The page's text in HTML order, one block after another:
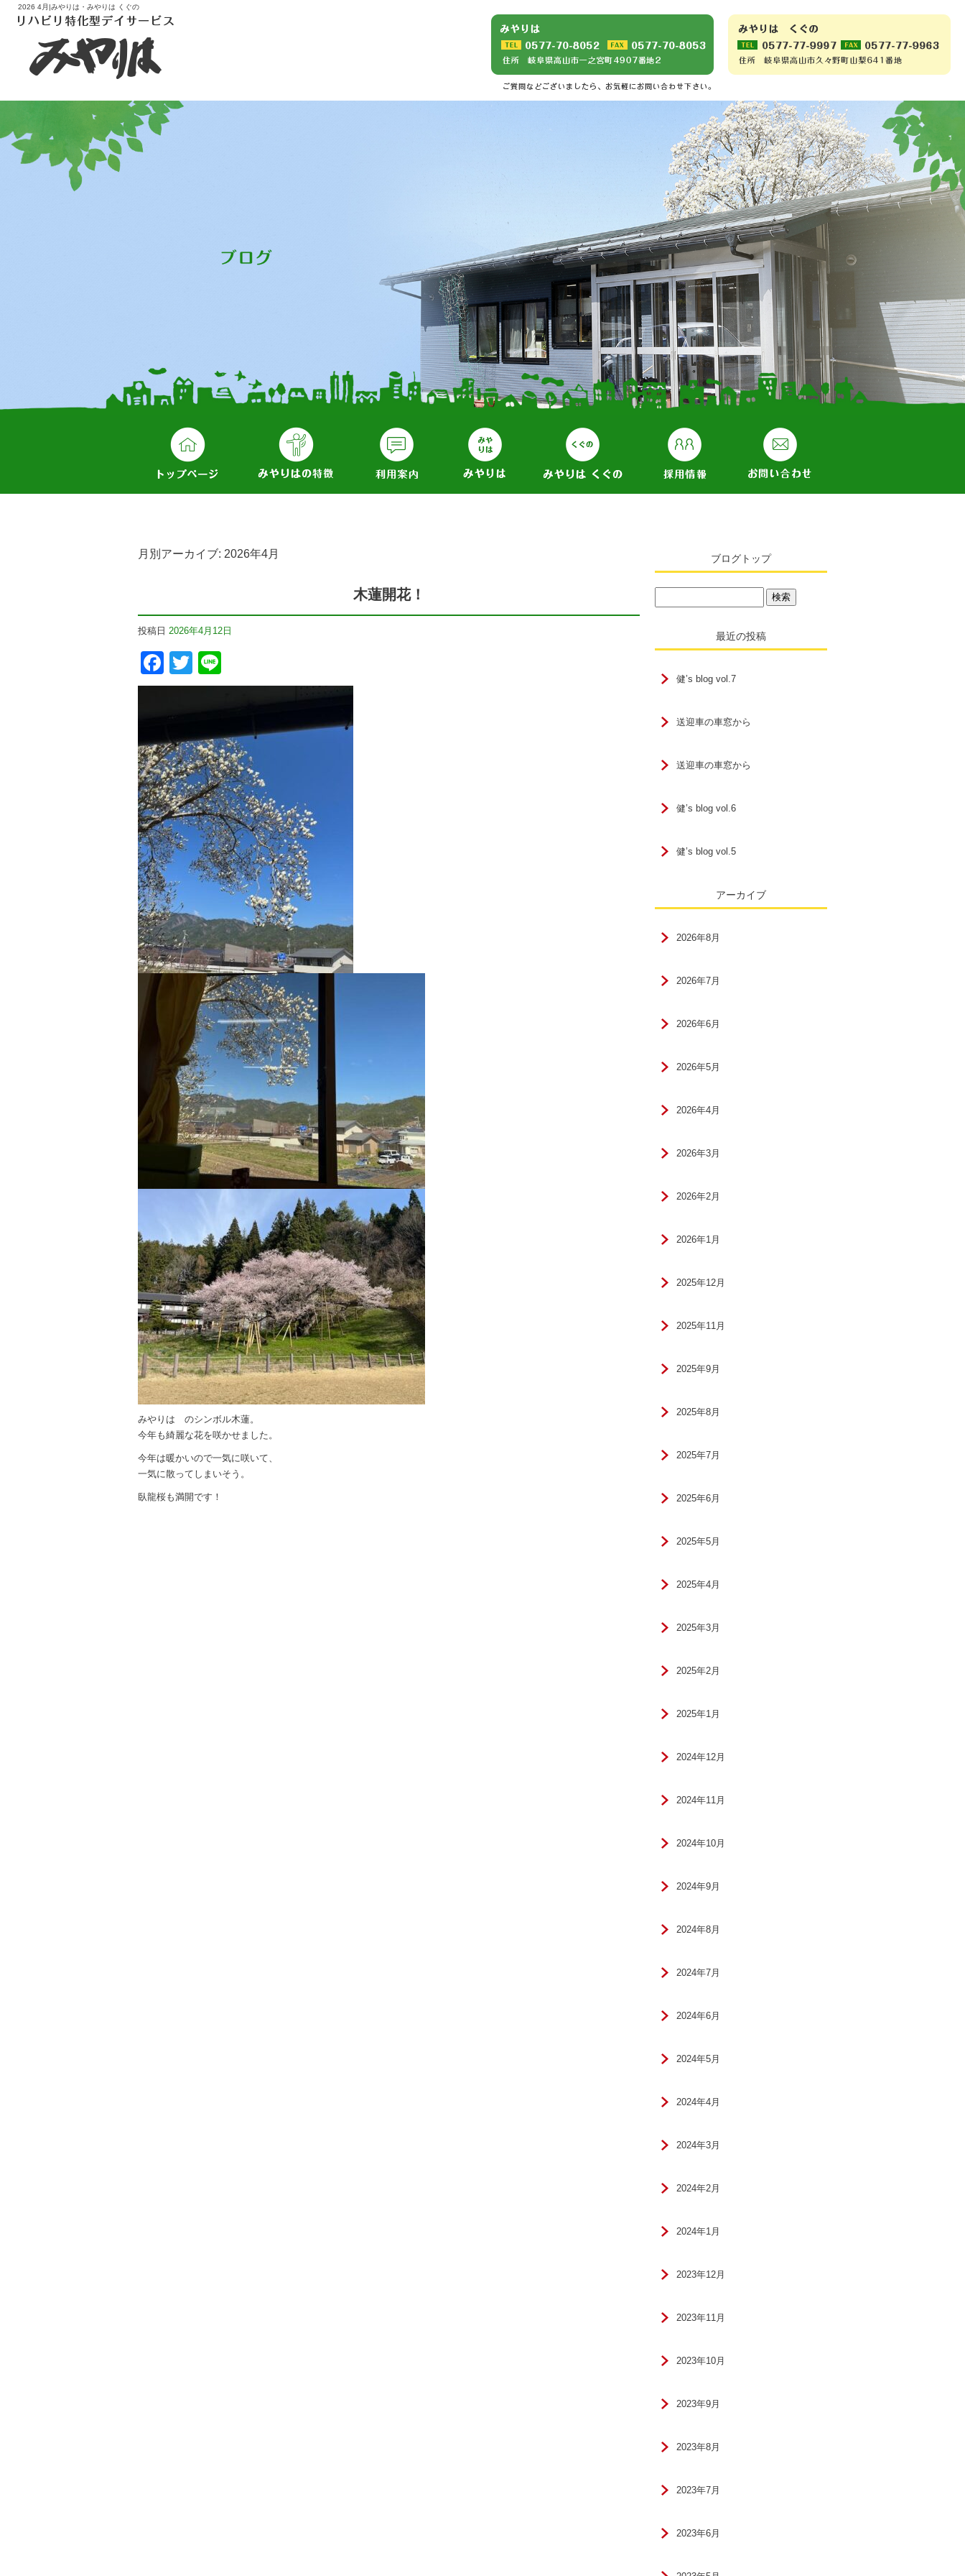
2026 4月|みやりは・みやりは くぐの
月別アーカイブ: 2026年4月
木蓮開花！
投稿日 2026年4月12日
Facebook
Twitter
みやりは のシンボル木蓮。
今年も綺麗な花を咲かせました。
今年は暖かいので一気に咲いて、
一気に散ってしまいそう。
臥龍桜も満開です！
ブログトップ
最近の投稿
健’s blog vol.7
送迎車の車窓から
送迎車の車窓から
健’s blog vol.6
健’s blog vol.5
アーカイブ
2026年8月
2026年7月
2026年6月
2026年5月
2026年4月
2026年3月
2026年2月
2026年1月
2025年12月
2025年11月
2025年9月
2025年8月
2025年7月
2025年6月
2025年5月
2025年4月
2025年3月
2025年2月
2025年1月
2024年12月
2024年11月
2024年10月
2024年9月
2024年8月
2024年7月
2024年6月
2024年5月
2024年4月
2024年3月
2024年2月
2024年1月
2023年12月
2023年11月
2023年10月
2023年9月
2023年8月
2023年7月
2023年6月